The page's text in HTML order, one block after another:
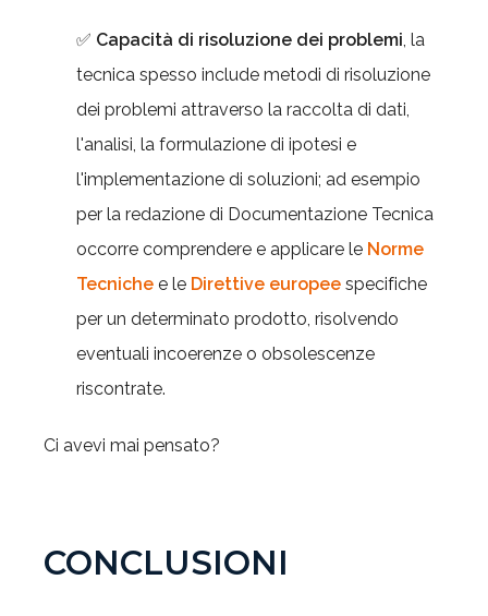
✅ Capacità di risoluzione dei problemi, la
tecnica spesso include metodi di risoluzione
dei problemi attraverso la raccolta di dati,
l'analisi, la formulazione di ipotesi e
l'implementazione di soluzioni; ad esempio
per la redazione di Documentazione Tecnica
occorre comprendere e applicare le Norme
Tecniche e le Direttive europee specifiche
per un determinato prodotto, risolvendo
eventuali incoerenze o obsolescenze
riscontrate.
Ci avevi mai pensato?
CONCLUSIONI